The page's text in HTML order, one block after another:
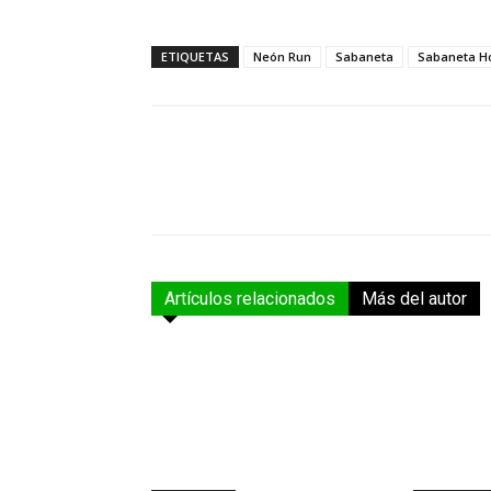
ETIQUETAS Neón Run Sabaneta Sabaneta
Artículos relacionados Más del autor